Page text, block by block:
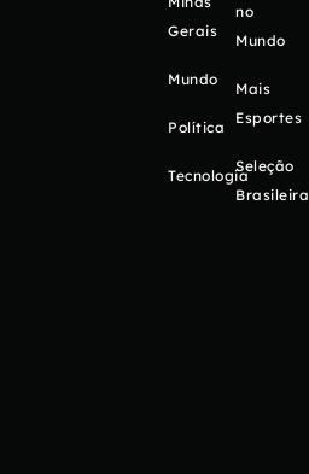
Gerais
Mundo
Política
Tecnologia
no
Mundo
Mais
Esportes
Seleção
Brasileira